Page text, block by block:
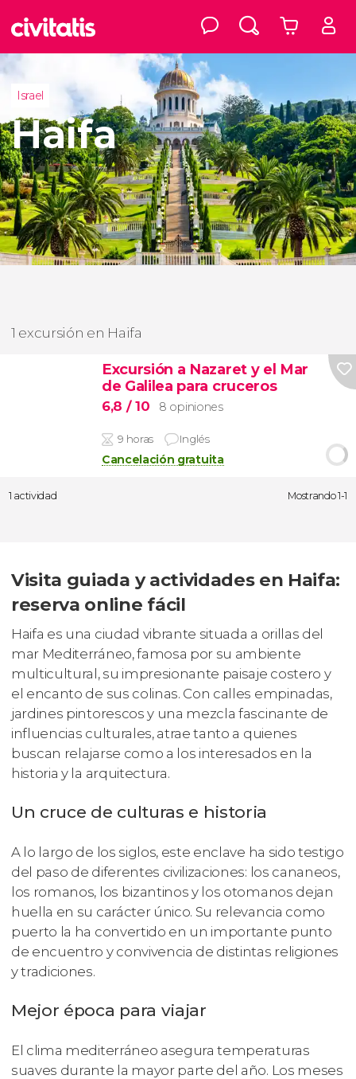
Israel
Haifa
1 excursión en Haifa
Excursión a Nazaret y el Mar
de Galilea para cruceros
6,8 / 10 8 opiniones
9 horas Inglés
Cancelación gratuita
1 actividad Mostrando 1-1
Visita guiada y actividades en Haifa:
reserva online fácil
Haifa es una ciudad vibrante situada a orillas del
mar Mediterráneo, famosa por su ambiente
multicultural, su impresionante paisaje costero y
el encanto de sus colinas. Con calles empinadas,
jardines pintorescos y una mezcla fascinante de
influencias culturales, atrae tanto a quienes
buscan relajarse como a los interesados en la
historia y la arquitectura.
Un cruce de culturas e historia
A lo largo de los siglos, este enclave ha sido testigo
del paso de diferentes civilizaciones: los cananeos,
los romanos, los bizantinos y los otomanos dejan
huella en su carácter único. Su relevancia como
puerto la ha convertido en un importante punto
de encuentro y convivencia de distintas religiones
y tradiciones.
Mejor época para viajar
El clima mediterráneo asegura temperaturas
suaves durante la mayor parte del año. Los meses